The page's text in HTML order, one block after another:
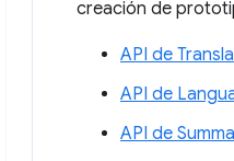
creación de
API de
API de
API de